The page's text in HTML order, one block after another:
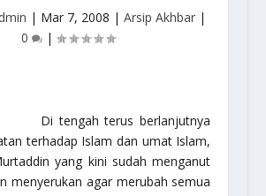
| Mar 7, 2008 | Arsip Akhbar|
0
|
Di tengah terus berlanjutnya
terhadap Islam dan umat Islam,
yang kini sudah menganut
menyerukan agar merubah semua